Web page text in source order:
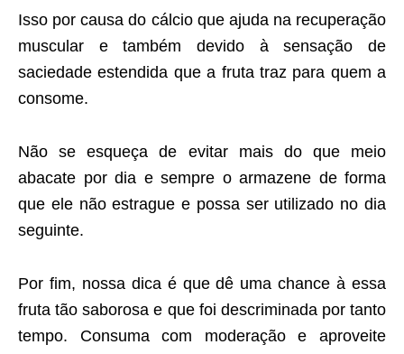
Isso por causa do cálcio que ajuda na recuperação
muscular e também devido à sensação de
saciedade estendida que a fruta traz para quem a
consome.
Não se esqueça de evitar mais do que meio
abacate por dia e sempre o armazene de forma
que ele não estrague e possa ser utilizado no dia
seguinte.
Por fim, nossa dica é que dê uma chance à essa
fruta tão saborosa e que foi descriminada por tanto
tempo. Consuma com moderação e aproveite